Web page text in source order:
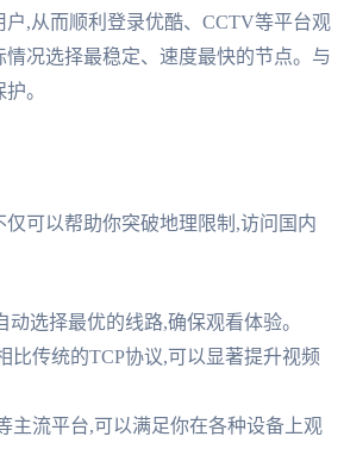
,从而顺利登录优酷、CCTV等平台观
况选择最稳定、速度最快的节点。与
。
可以帮助你突破地理限制,访问国内
选择最优的线路,确保观看体验。
比传统的TCP协议,可以显著提升视频
主流平台,可以满足你在各种设备上观